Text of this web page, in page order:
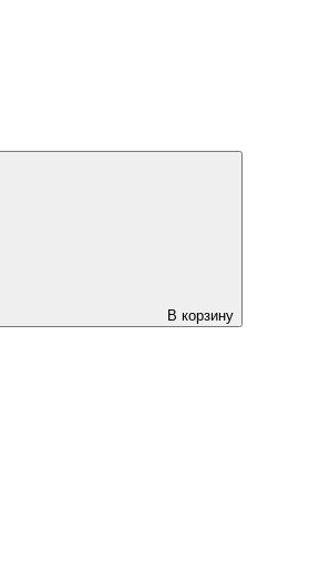
В корзину